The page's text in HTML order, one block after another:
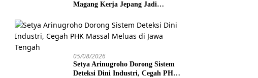
Magang Kerja Jepang Jadi
05/08/2026
Setya Arinugroho Dorong Sistem
Deteksi Dini Industri, Cegah PHK